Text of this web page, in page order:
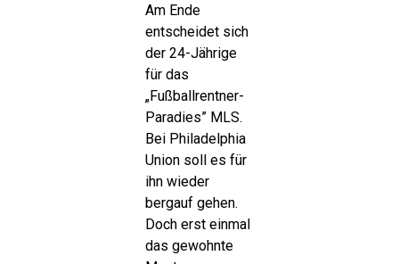
Am Ende
entscheidet sich
der 24-Jährige
für das
„Fußballrentner-
Paradies” MLS.
Bei Philadelphia
Union soll es für
ihn wieder
bergauf gehen.
Doch erst einmal
das gewohnte